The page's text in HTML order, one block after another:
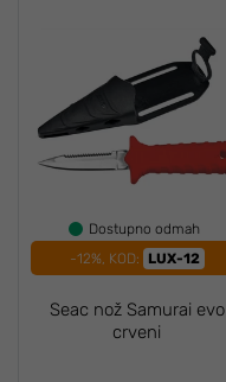
Dostupno odmah
-12%, KOD:
LUX-12
Seac nož Samurai evo
crveni